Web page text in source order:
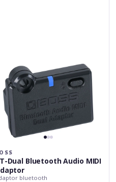
Dual Bluetooth Audio MIDI
bluetooth